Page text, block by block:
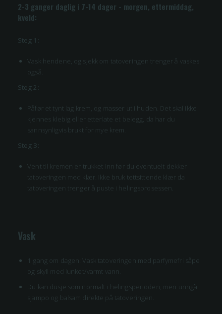
2-3 ganger daglig i 7-14 dager - morgen, ettermiddag,
kveld:
Steg 1:
Vask hendene, og sjekk om tatoveringen trenger å vaskes
også.
Steg 2:
Påfør et tynt lag krem, og masser ut i huden. Det skal ikke
kjennes klebig eller etterlate et belegg, da har du
sannsynligvis brukt for mye krem.
Steg 3:
Vent til kremen er trukket inn før du eventuelt dekker
tatoveringen med klær. Ikke bruk tettsittende klær da
tatoveringen trenger å puste i helingsprosessen.
Vask
1 gang om dagen: Vask tatoveringen med parfymefri såpe
og skyll med lunket/varmt vann.
Du kan dusje som normalt i helingsperioden, men unngå
sjampo og balsam direkte på tatoveringen.